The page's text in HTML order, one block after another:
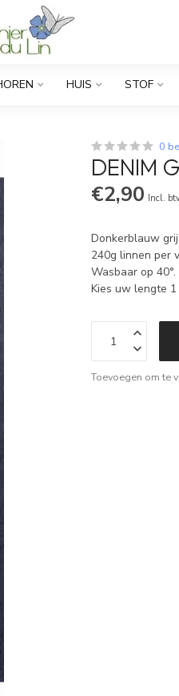
HUIS STOF
0
DENIM
€2,90 Incl.
Donkerblauw
240g linnen per
Wasbaar op 40°.
Kies uw lengte
Toevoegen om te